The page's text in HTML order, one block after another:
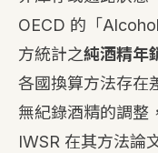
OECD 的「
方統計之純酒精年
各國換算方法存在
無紀錄酒精的調整
IWSR 在其方法論